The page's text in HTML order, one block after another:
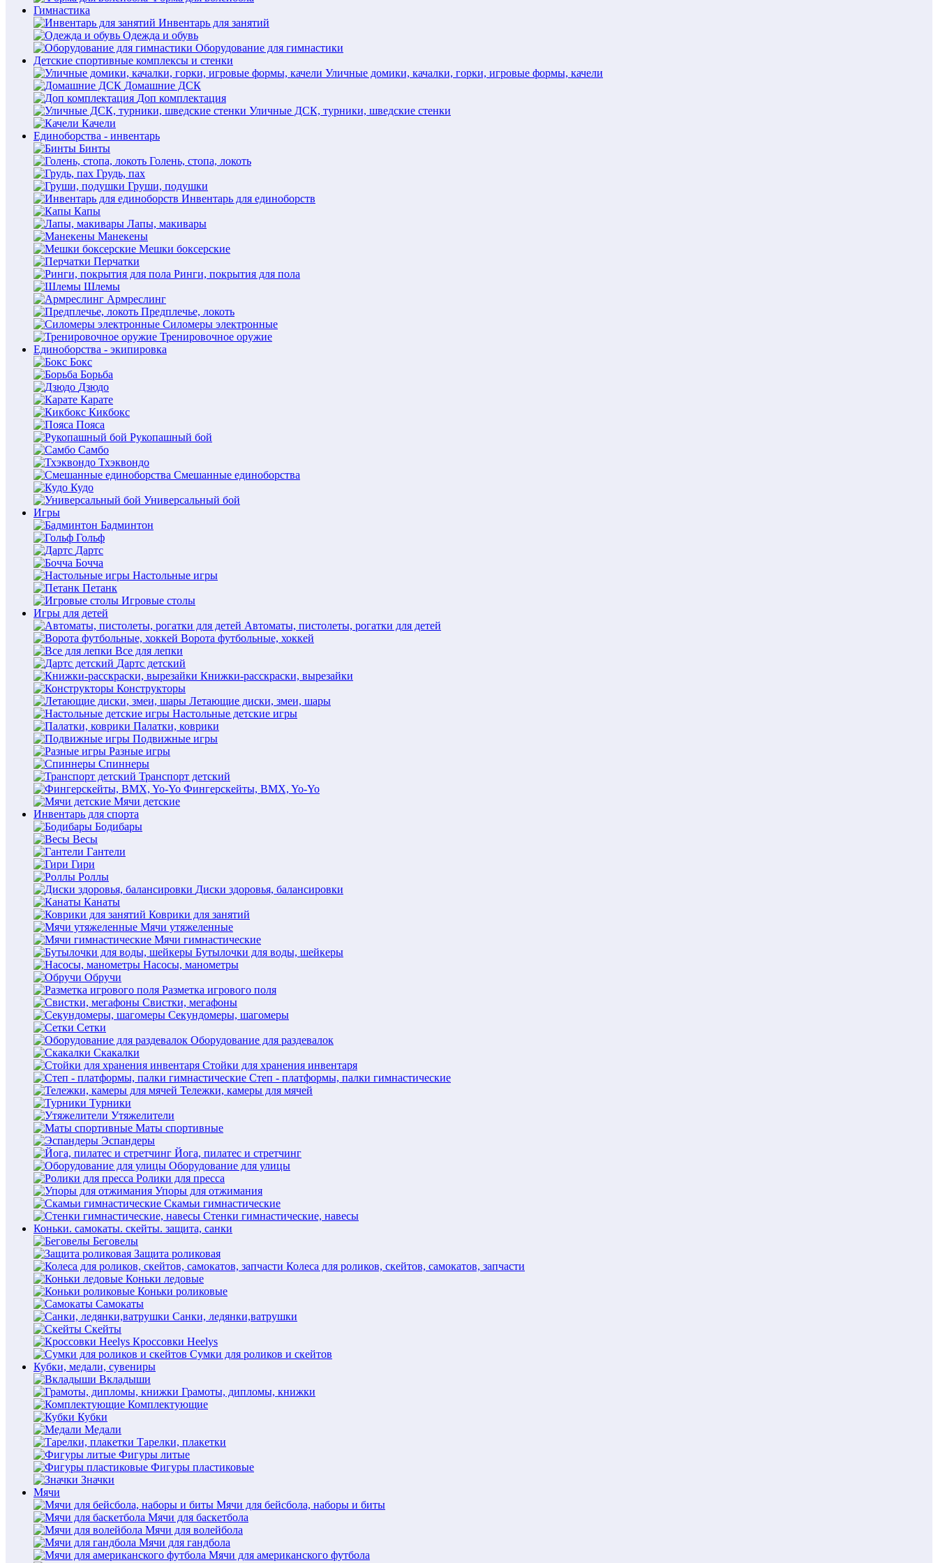
Гимнастика
Инвентарь для занятий
Одежда и обувь
Оборудование для гимнастики
Детские спортивные комплексы и стенки
Уличные домики, качалки, горки, игровые формы, качели
Домашние ДСК
Доп комплектация
Уличные ДСК, турники, шведские стенки
Качели
Единоборства - инвентарь
Бинты
Голень, стопа, локоть
Грудь, пах
Груши, подушки
Инвентарь для единоборств
Капы
Лапы, макивары
Манекены
Мешки боксерские
Перчатки
Ринги, покрытия для пола
Шлемы
Армреслинг
Предплечье, локоть
Силомеры электронные
Тренировочное оружие
Единоборства - экипировка
Бокс
Борьба
Дзюдо
Карате
Кикбокс
Пояса
Рукопашный бой
Самбо
Тхэквондо
Смешанные единоборства
Кудо
Универсальный бой
Игры
Бадминтон
Гольф
Дартс
Бочча
Настольные игры
Петанк
Игровые столы
Игры для детей
Автоматы, пистолеты, рогатки для детей
Ворота футбольные, хоккей
Все для лепки
Дартс детский
Книжки-расскраски, вырезайки
Конструкторы
Летающие диски, змеи, шары
Настольные детские игры
Палатки, коврики
Подвижные игры
Разные игры
Спиннеры
Транспорт детский
Фингерскейты, BMX, Yo-Yo
Мячи детские
Инвентарь для спорта
Бодибары
Весы
Гантели
Гири
Роллы
Диски здоровья, балансировки
Канаты
Коврики для занятий
Мячи утяжеленные
Мячи гимнастические
Бутылочки для воды, шейкеры
Насосы, манометры
Обручи
Разметка игрового поля
Свистки, мегафоны
Секундомеры, шагомеры
Сетки
Оборудование для раздевалок
Скакалки
Стойки для хранения инвентаря
Степ - платформы, палки гимнастические
Тележки, камеры для мячей
Турники
Утяжелители
Маты спортивные
Эспандеры
Йога, пилатес и стретчинг
Оборудование для улицы
Ролики для пресса
Упоры для отжимания
Скамьи гимнастические
Стенки гимнастические, навесы
Коньки. самокаты. скейты. защита, санки
Беговелы
Защита роликовая
Колеса для роликов, скейтов, самокатов, запчасти
Коньки ледовые
Коньки роликовые
Самокаты
Санки, ледянки,ватрушки
Скейты
Кроссовки Heelys
Сумки для роликов и скейтов
Кубки, медали, сувениры
Вкладыши
Грамоты, дипломы, книжки
Комплектующие
Кубки
Медали
Тарелки, плакетки
Фигуры литые
Фигуры пластиковые
Значки
Мячи
Мячи для бейсбола, наборы и биты
Мячи для баскетбола
Мячи для волейбола
Мячи для гандбола
Мячи для американского футбола